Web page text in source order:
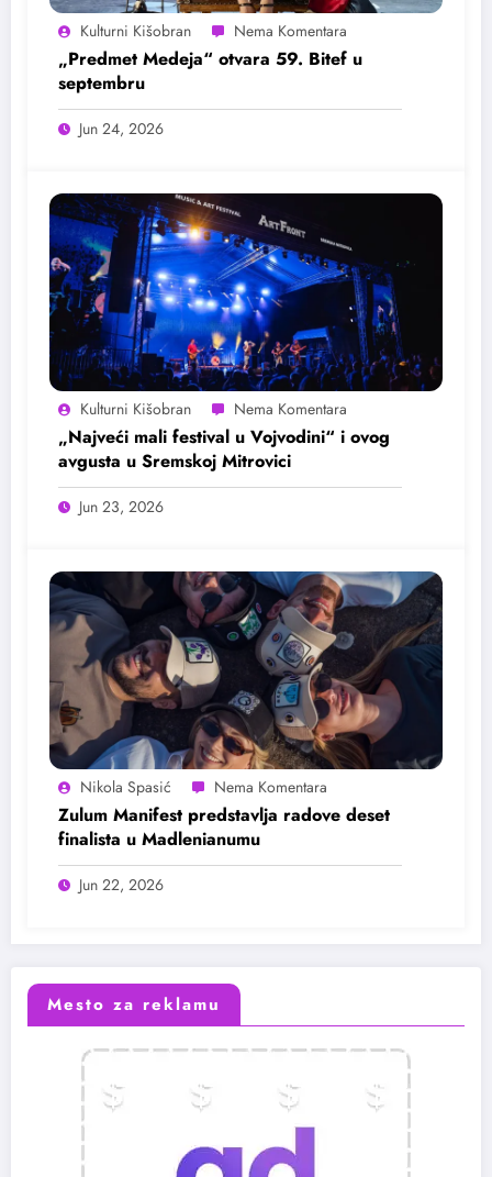
Kulturni Kišobran
„Predmet Medeja“ otvara 59. Bitef u
septembru
Jun 24, 2026
Kulturni Kišobran
„Najveći mali festival u Vojvodini“ i ovog
avgusta u Sremskoj Mitrovici
Jun 23, 2026
Nikola Spasić
Zulum Manifest predstavlja radove deset
finalista u Madlenianumu
Jun 22, 2026
Mesto za reklamu